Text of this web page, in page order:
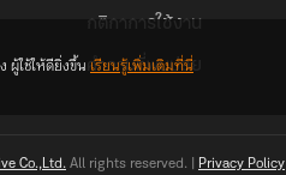
กติกาการใช้งาน
คำถามที่พบบ่อย
Co.,Ltd. All rights reserved. | Privacy Policy
ใช้ให้ดียิ่งขึ้นเรียนรู้เพิ่มเติมที่นี่